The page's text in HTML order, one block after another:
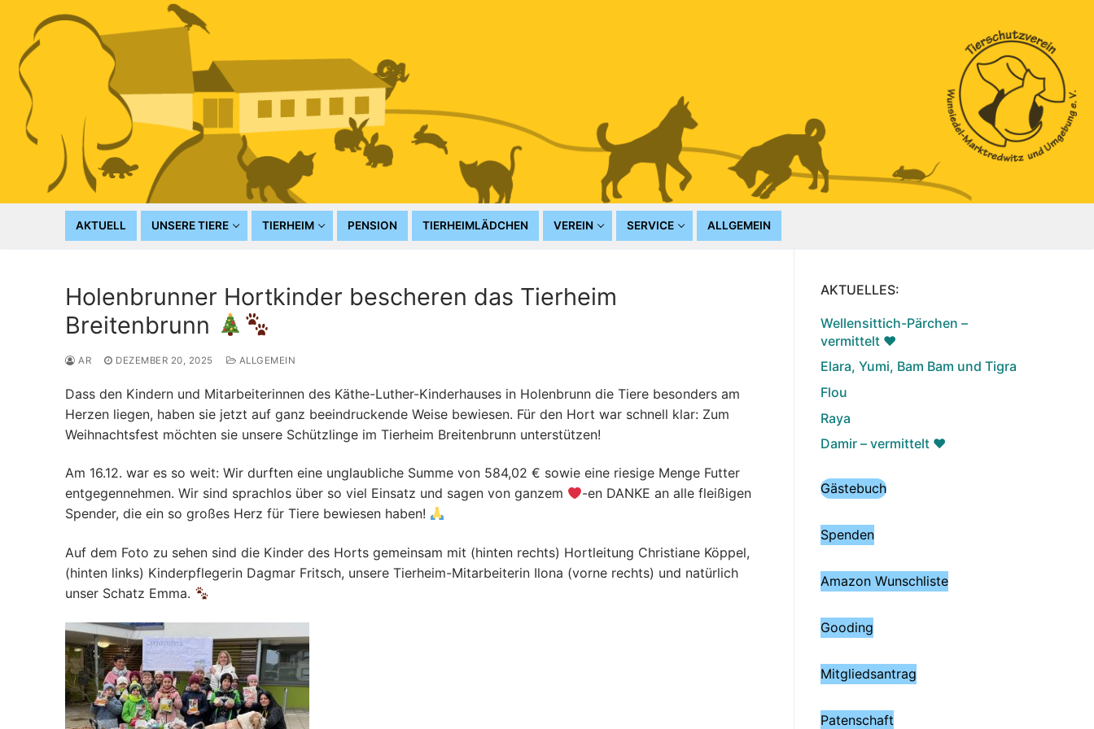
springen
AKTUELL UNSERE TIERE TIERHEIM PENSION TIERHEIMLÄDCHEN VEREIN SERVICE ALLGEMEIN
Holenbrunner Hortkinder bescheren das Tierheim
Breitenbrunn
AR DEZEMBER 20, 2025 ALLGEMEIN
Dass den Kindern und Mitarbeiterinnen des Käthe-Luther-Kinderhauses in Holenbrunn die Tiere besonders am
Herzen liegen, haben sie jetzt auf ganz beeindruckende Weise bewiesen. Für den Hort war schnell klar: Zum
Weihnachtsfest möchten sie unsere Schützlinge im Tierheim Breitenbrunn unterstützen!
​Am 16.12. war es so weit: Wir durften eine unglaubliche Summe von 584,02 € sowie eine riesige Menge Futter
entgegennehmen. Wir sind sprachlos über so viel Einsatz und sagen von ganzem
-en DANKE an alle fleißigen
Spender, die ein so großes Herz für Tiere bewiesen haben!
Auf dem Foto zu sehen sind die Kinder des Horts gemeinsam mit (hinten rechts) Hortleitung Christiane Köppel,
(hinten links) Kinderpflegerin Dagmar Fritsch, unsere Tierheim-Mitarbeiterin Ilona (vorne rechts) und natürlich
unser Schatz Emma.
AKTUELLES:
Wellensittich-Pärchen –
vermittelt ♥️
Elara, Yumi, Bam Bam und Tigra
Flou
Raya
Damir – vermittelt ♥️
Gästebuch
Spenden
Amazon Wunschliste
Gooding
Mitgliedsantrag
Patenschaft